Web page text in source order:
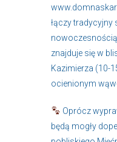
łączy tradycyjny
znajduje się w
Kazimierza (10-
ocienionym
Oprócz
będą mogły